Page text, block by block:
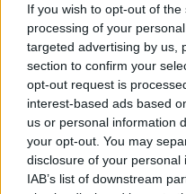
If you wish to opt-out of
processing of your
targeted advertising by us,
section to confirm your
opt-out request is
interest-based ads based
us or personal information
your opt-out. You may
disclosure of your
IAB’s list of downstream
T9 szótár
Office alkalmazások
Iránytũ
Extrák
EGYÉB